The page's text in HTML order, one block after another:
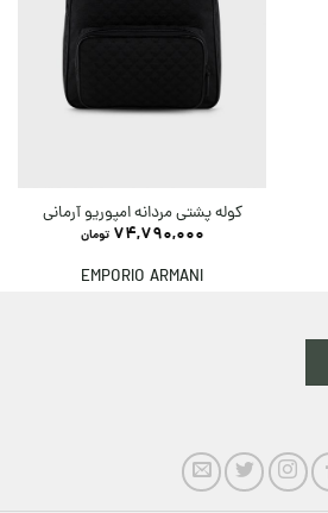
کوله پشتی مردانه امپوریو آرمانی
74,790,000 تومان
EMPORIO ARMANI